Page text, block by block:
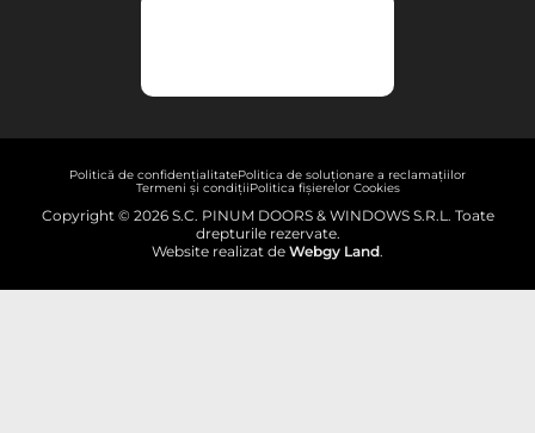
Copyright © 2026 S.C. PINUM DOORS & WINDOWS S.R.L. Toate
drepturile rezervate.
Website realizat de Webgy Land.
Politică de confidențialitatePolitica de soluționare a reclamațiilor
Termeni și condițiiPolitica fișierelor Cookies